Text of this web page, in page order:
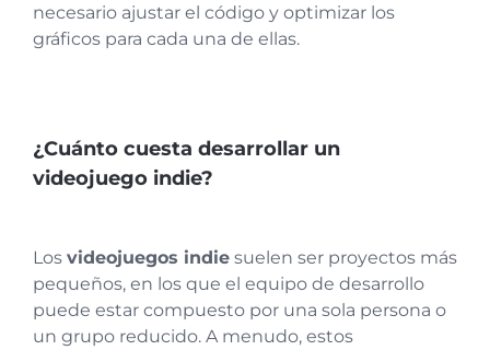
necesario ajustar el código y optimizar los
gráficos para cada una de ellas.
¿Cuánto cuesta desarrollar un
videojuego indie?
Los videojuegos indie suelen ser proyectos más
pequeños, en los que el equipo de desarrollo
puede estar compuesto por una sola persona o
un grupo reducido. A menudo, estos